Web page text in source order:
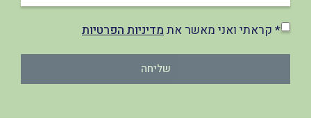
* קראתי ואני מאשר אתמדיניות הפרטיות
שליחה